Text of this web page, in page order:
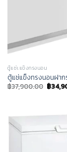
ตู้แช่เแข็งทรงนอน
ตู้แช่แข็งทรงนอนฝาก
฿37,900.00 ฿